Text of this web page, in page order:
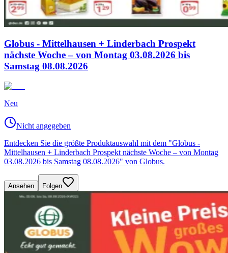
Globus - Mittelhausen + Linderbach Prospekt
nächste Woche – von Montag 03.08.2026 bis
Samstag 08.08.2026
Neu
Nicht angegeben
Entdecken Sie die größte Produktauswahl mit dem "Globus -
Mittelhausen + Linderbach Prospekt nächste Woche – von Montag
03.08.2026 bis Samstag 08.08.2026" von Globus.
Ansehen Folgen